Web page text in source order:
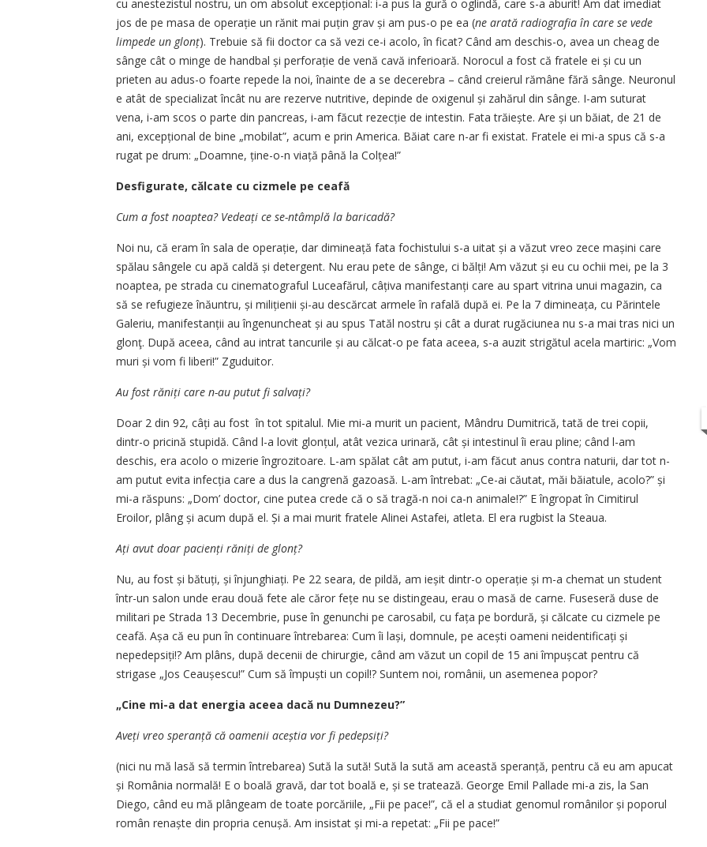
cu anestezistul nostru, un om absolut excepțional: i-a pus la gură o oglindă, care s-a aburit! Am dat imediat
jos de pe masa de operație un rănit mai puțin grav și am pus-o pe ea (ne arată radiografia în care se vede
limpede un glonț). Trebuie să fii doctor ca să vezi ce-i acolo, în ficat? Când am deschis-o, avea un cheag de
sânge cât o minge de hand­bal și perforație de venă cavă inferioară. Norocul a fost că fratele ei și cu un
prieten au adus-o foarte repede la noi, înainte de a se decerebra – când creierul rămâne fără sânge. Neuronul
e atât de specializat încât nu are rezerve nutritive, depinde de oxigenul și zahărul din sânge. I-am suturat
vena, i-am scos o parte din pancreas, i-am făcut re­zecție de intestin. Fata trăiește. Are și un băiat, de 21 de
ani, excepțional de bine „mobilat”, acum e prin America. ­Băiat care n-ar fi existat. Fratele ei mi-a spus că s-a
rugat pe drum: „Doamne, ține-o-n viață până la Colțea!”
Desfigurate, călcate cu cizmele pe ceafă
Cum a fost noaptea? Vedeați ce se-ntâmplă la baricadă?
Noi nu, că eram în sala de ope­rație, dar dimineață fata fochistului s-a uitat și a văzut vreo zece mașini care
spălau sângele cu apă caldă și detergent. Nu erau pete de sânge, ci bălți! Am văzut și eu cu ochii mei, pe la 3
noaptea, pe strada cu cinematograful Luceafărul, câțiva ma­nifestanți care au spart vitrina unui magazin, ca
să se refugieze înăuntru, și milițienii și-au descărcat armele în rafală după ei. Pe la 7 dimineața, cu Părintele
Galeriu, manifestanții au îngenuncheat și au spus Tatăl nostru și cât a durat rugăciunea nu s-a mai tras nici un
glonţ. După aceea, când au intrat tancurile și au călcat-o pe fata aceea, s-a auzit strigătul acela martiric: „Vom
muri și vom fi liberi!” Zguduitor.
Au fost răniți care n-au putut fi salvați?
Doar 2 din 92, câți au fost în tot spi­talul. Mie mi-a murit un pacient, Mândru Dumitrică, tată de trei copii,
dintr-o pricină stupidă. Când l-a lovit glonțul, atât vezica urinară, cât și intestinul îi erau pline; când l-am
deschis, era acolo o mizerie îngrozitoare. L-am spălat cât am putut, i-am făcut anus contra naturii, dar tot n-
am putut evita infecția care a dus la cangrenă gazoasă. L-am întrebat: „Ce-ai căutat, măi băiatule, acolo?” și
mi-a răspuns: „Dom’ doctor, cine putea crede că o să tragă-n noi ca-n animale!?” E îngropat în Cimitirul
Eroilor, plâng și acum după el. Și a mai murit fratele Alinei Astafei, atleta. El era rugbist la Steaua.
Ați avut doar pacienți răniți de glonț?
Nu, au fost și bătuți, și înjun­ghiați. Pe 22 seara, de pildă, am ieșit dintr-o operație și m-a chemat un student
într-un salon unde erau două fete ale căror fețe nu se distingeau, erau o masă de carne. Fuseseră duse de
militari pe Strada 13 Decembrie, puse în genunchi pe carosabil, cu fața pe bordură, și călcate cu cizmele pe
ceafă. Așa că eu pun în continuare întrebarea: Cum îi lași, domnule, pe acești oameni neidentificați și
nepedepsiți!? Am plâns, după decenii de chirurgie, când am văzut un copil de 15 ani împușcat pentru că
strigase „Jos Ceaușescu!” Cum să împuști un copil!? Suntem noi, românii, un asemenea popor?
„Cine mi-a dat energia aceea dacă nu Dumnezeu?”
Aveți vreo speranță că oamenii aceștia vor fi pedepsiți?
(nici nu mă lasă să termin întrebarea) Sută la sută! Sută la sută am această speranță, pentru că eu am apucat
și România normală! E o boală gravă, dar tot boală e, și se tratează. George Emil Pallade mi-a zis, la San
Diego, când eu mă plângeam de toate porcăriile, „Fii pe pace!”, că el a studiat genomul românilor și poporul
român renaște din propria cenușă. Am insistat și mi-a repetat: „Fii pe pace!”